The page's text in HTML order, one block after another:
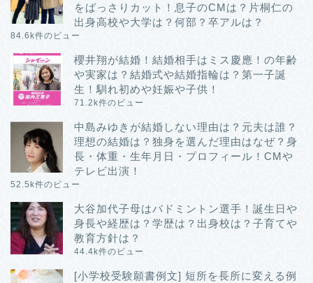
をばっさりカット！息子のCMは？片桐仁の
出身高校や大学は？何部？卒アルは？
84.6k件のビュー
櫻井翔が結婚！結婚相手はミス慶應！の年齢
や実家は？結婚式や結婚指輪は？第一子誕
生！馴れ初めや妊娠や子供！
71.2k件のビュー
中島みゆきが結婚しない理由は？元夫は誰？
理想の結婚は？独身を選んだ理由はなぜ？身
長・体重・生年月日・プロフィール！CMや
テレビ出演！
52.5k件のビュー
大谷加代子母はバドミントン選手！誕生日や
身長や経歴は？学歴は？出身校は？子育てや
教育方針は？
44.4k件のビュー
[小学校受験願書例文] 短所を長所に変える例